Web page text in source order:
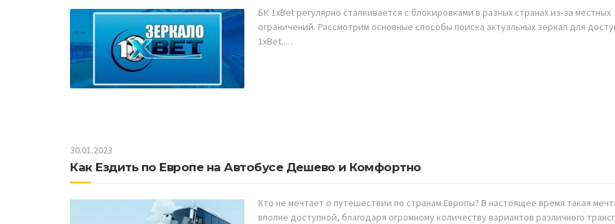
БК 1xBet регулярно сталкивается с блокировками в разных странах из-за местных
ограничений. Рассмотрим основные способы поиска актуальных зеркал для
1xBet.…
30.01.2023
Как Ездить по Европе на Автобусе Дешево и Комфортно
Кто не мечтает о путешествии по странам Европы? В настоящее время такая
вполне доступной, благодаря огромному количеству вариантов различного